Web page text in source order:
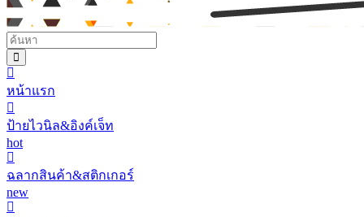
หน้าแรก
ป้ายไวนิล&อิงค์เจ็ท
hot
ฉลากสินค้า&สติกเกอร์
new